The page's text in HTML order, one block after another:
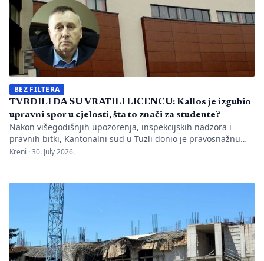
BEZ FILTERA
TVRDILI DA SU VRATILI LICENCU: Kallos je izgubio
upravni spor u cjelosti, šta to znači za studente?
Nakon višegodišnjih upozorenja, inspekcijskih nadzora i
pravnih bitki, Kantonalni sud u Tuzli donio je pravosnažnu
presudu kojom se definitivno potvrđuje trajna zabrana rada
kakva je sudbina studenata koji su uložili godine i novac u
bezvrijedne indekse? Odlukom Kantonalnog suda u […]
Kreni ·30. July 2026.